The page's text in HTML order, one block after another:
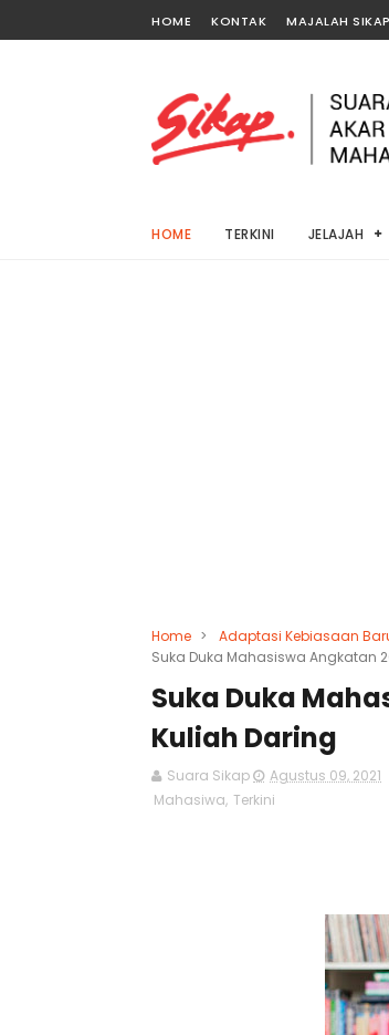
HOME KONTAK MAJALAH
HOME TERKINI JELAJAH
Home > Adaptasi Kebiasaan
Suka Duka Mahasiswa Angkatan
Suka Duka
Kuliah Daring
Suara Sikap Agustus 09, 2021
Mahasiwa, Terkini